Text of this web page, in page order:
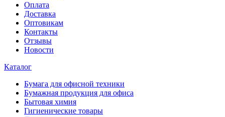
Оплата
Доставка
Оптовикам
Контакты
Отзывы
Новости
Каталог
Бумага для офисной техники
Бумажная продукция для офиса
Бытовая химия
Гигиенические товары